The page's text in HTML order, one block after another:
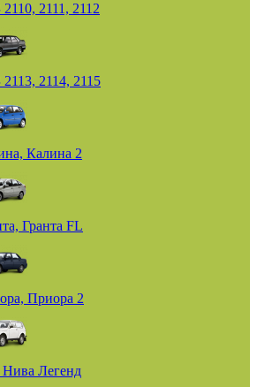
2111, 2112
2114, 2115
Калина 2
Гранта FL
Приора 2
Нива Легенд